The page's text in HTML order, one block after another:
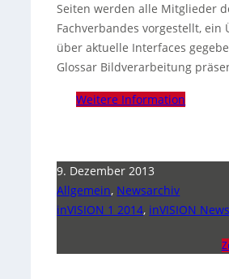
Seiten werden alle Mitglieder
Fachverbandes vorgestellt, ein
über aktuelle Interfaces
Glossar Bildverarbeitung
Weitere Information
9. Dezember 2013
Allgemein, Newsarchiv
inVISION 1 2014, inVISION